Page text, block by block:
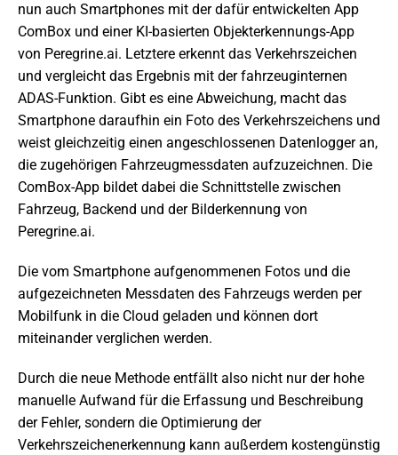
nun auch Smartphones mit der dafür entwickelten App
ComBox und einer KI-basierten Objekterkennungs-App
von Peregrine.ai. Letztere erkennt das Verkehrszeichen
und vergleicht das Ergebnis mit der fahrzeuginternen
ADAS-Funktion. Gibt es eine Abweichung, macht das
Smartphone daraufhin ein Foto des Verkehrszeichens und
weist gleichzeitig einen angeschlossenen Datenlogger an,
die zugehörigen Fahrzeugmessdaten aufzuzeichnen. Die
ComBox-App bildet dabei die Schnittstelle zwischen
Fahrzeug, Backend und der Bilderkennung von
Peregrine.ai.
Die vom Smartphone aufgenommenen Fotos und die
aufgezeichneten Messdaten des Fahrzeugs werden per
Mobilfunk in die Cloud geladen und können dort
miteinander verglichen werden.
Durch die neue Methode entfällt also nicht nur der hohe
manuelle Aufwand für die Erfassung und Beschreibung
der Fehler, sondern die Optimierung der
Verkehrszeichenerkennung kann außerdem kostengünstig